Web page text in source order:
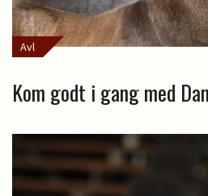
Avl
Kom godt i gang med